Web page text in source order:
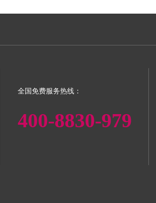
全国免费服务热线：
400-8830-979